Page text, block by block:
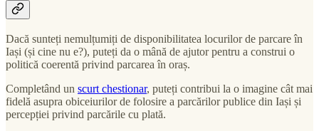
Dacă sunteți nemulțumiți de disponibilitatea locurilor de parcare în
Iași (și cine nu e?), puteți da o mână de ajutor pentru a construi o
politică coerentă privind parcarea în oraș.
Completând un scurt chestionar, puteți contribui la o imagine cât mai
fidelă asupra obiceiurilor de folosire a parcărilor publice din Iași și
percepției privind parcările cu plată.